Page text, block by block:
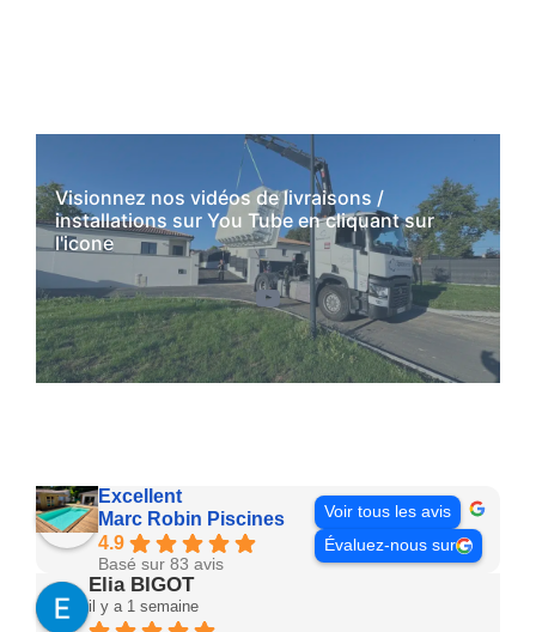
Visionnez nos vidéos de livraisons /
installations sur You Tube en cliquant sur
l'icone
YouTube
Excellent
Marc Robin Piscines
4.9
Basé sur 83 avis
Voir tous les avis
Évaluez-nous sur
Elia BIGOT
il y a 1 semaine